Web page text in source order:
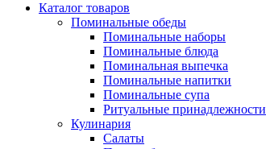
Каталог товаров
Поминальные обеды
Поминальные наборы
Поминальные блюда
Поминальная выпечка
Поминальные напитки
Поминальные супа
Ритуальные принадлежности
Кулинария
Салаты